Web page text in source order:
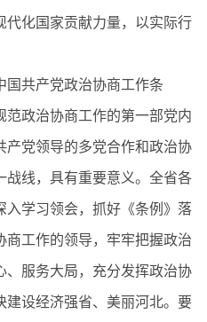
代化国家贡献力量，以实际行
共产党政治协商工作条
政治协商工作的第一部党内
产党领导的多党合作和政治协
战线，具有重要意义。全省各
入学习领会，抓好《条例》落
商工作的领导，牢牢把握政治
、服务大局，充分发挥政治协
建设经济强省、美丽河北。要